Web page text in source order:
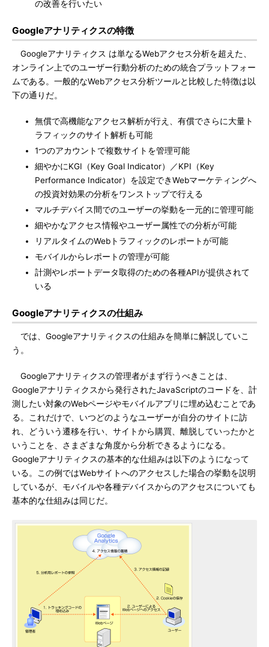
の改善を行いたい
Googleアナリティクスの特徴
Googleアナリティクス は単なるWebアクセス分析を超えた、
オンライン上でのユーザー行動分析のための統合プラットフォー
ムである。一般的なWebアクセス分析ツールと比較した特徴は以
下の通りだ。
無償で高機能なアクセス解析が行え、有償でさらに大量ト
ラフィックのサイト解析も可能
1つのアカウントで複数サイトを管理可能
細やかにKGI（Key Goal Indicator）／KPI（Key
Performance Indicator）を設定できWebマーケティングへ
の投資対効果の分析をワンストップで行える
マルチデバイス間でのユーザーの挙動を一元的に管理可能
細やかなアクセス情報やユーザー属性での分析が可能
リアルタイムのWebトラフィックのレポートが可能
モバイルからレポートの管理が可能
計測やレポートデータ取得のための各種APIが提供されて
いる
Googleアナリティクスの仕組み
では、Googleアナリティクスの仕組みを簡単に解説していこ
う。
Googleアナリティクスの管理者がまず行うべきことは、
Googleアナリティクスから発行されたJavaScriptのコードを、計
測したい対象のWebページやモバイルアプリに埋め込むことであ
る。これだけで、いつどのようなユーザーが自分のサイトに訪
れ、どういう遷移を行い、サイトから購買、離脱していったかと
いうことを、さまざまな角度から分析できるようになる。
Googleアナリティクスの基本的な仕組みは以下のようになって
いる。この例ではWebサイトへのアクセスした場合の挙動を説明
しているが、モバイルや各種デバイスからのアクセスについても
基本的な仕組みは同じだ。